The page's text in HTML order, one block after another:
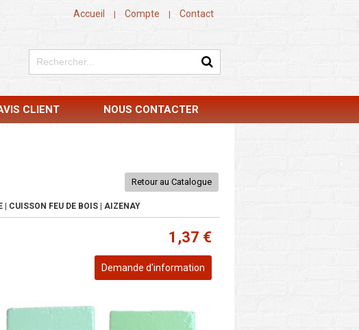
Accueil | Compte | Contact
CLIENT NOUS CONTACTER
Retour au Catalogue
CUISSON FEU DE BOIS | AIZENAY
1,37 €
Demande d'information